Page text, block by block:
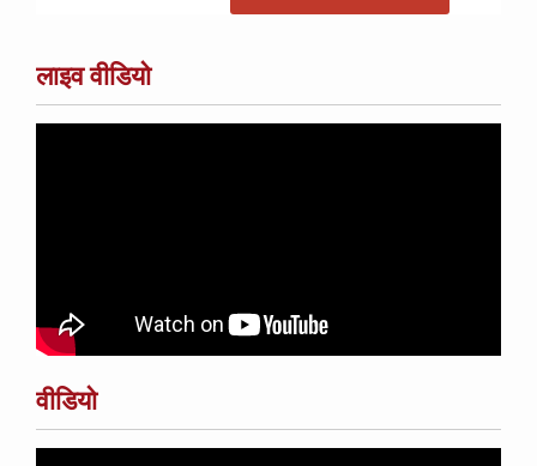
लाइव वीडियो
वीडियो